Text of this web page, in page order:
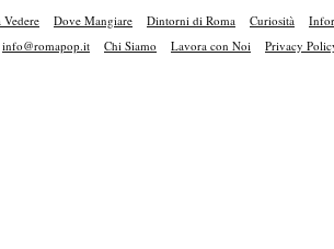
Vedere Dove Mangiare Dintorni di Roma Curiosità
info@romapop.it Chi Siamo Lavora con Noi Privacy